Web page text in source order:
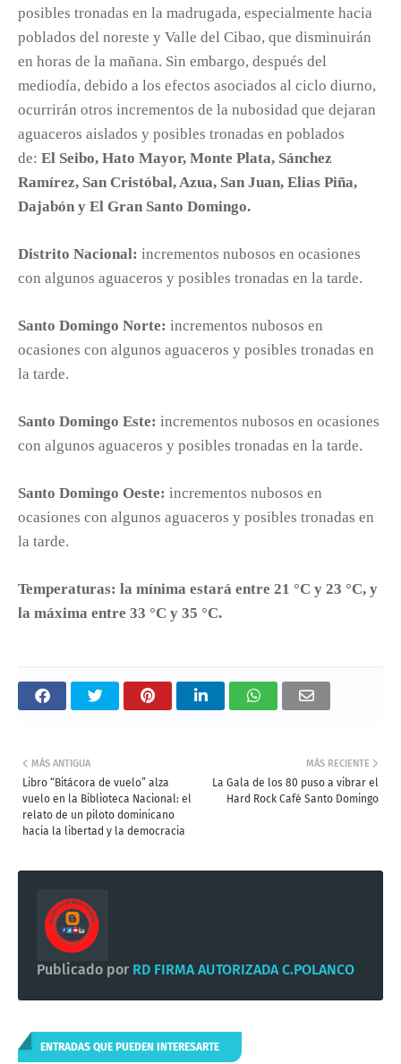
posibles tronadas en la madrugada, especialmente hacia
poblados del noreste y Valle del Cibao, que disminuirán
en horas de la mañana. Sin embargo, después del
mediodía, debido a los efectos asociados al ciclo diurno,
ocurrirán otros incrementos de la nubosidad que dejaran
aguaceros aislados y posibles tronadas en poblados
de: El Seibo, Hato Mayor, Monte Plata, Sánchez
Ramírez, San Cristóbal, Azua, San Juan, Elias Piña,
Dajabón y El Gran Santo Domingo.
Distrito Nacional: incrementos nubosos en ocasiones
con algunos aguaceros y posibles tronadas en la tarde.
Santo Domingo Norte: incrementos nubosos en
ocasiones con algunos aguaceros y posibles tronadas en
la tarde.
Santo Domingo Este: incrementos nubosos en ocasiones
con algunos aguaceros y posibles tronadas en la tarde.
Santo Domingo Oeste: incrementos nubosos en
ocasiones con algunos aguaceros y posibles tronadas en
la tarde.
Temperaturas: la mínima estará entre 21 °C y 23 °C, y
la máxima entre 33 °C y 35 °C.
MÁS RECIENTE
La Gala de los 80 puso a vibrar el
Hard Rock Café Santo Domingo
MÁS ANTIGUA
Libro “Bitácora de vuelo” alza
vuelo en la Biblioteca Nacional: el
relato de un piloto dominicano
hacia la libertad y la democracia
Publicado por RD FIRMA AUTORIZADA C.POLANCO
ENTRADAS QUE PUEDEN INTERESARTE